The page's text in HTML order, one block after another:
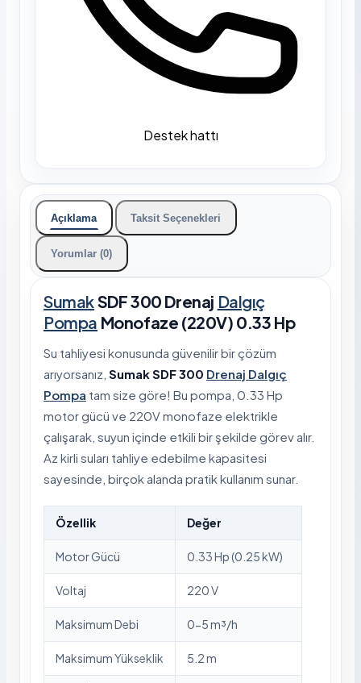
Destek hattı
Açıklama Taksit Seçenekleri
Yorumlar (0)
SumakSDF 300 Drenaj Dalgıç
Pompa Monofaze (220V) 0.33 Hp
Su tahliyesi konusunda güvenilir bir çözüm
arıyorsanız, Sumak SDF 300 Drenaj Dalgıç
Pompa tam size göre! Bu pompa, 0.33 Hp
motor gücü ve 220V monofaze elektrikle
çalışarak, suyun içinde etkili bir şekilde görev alır.
Az kirli suları tahliye edebilme kapasitesi
sayesinde, birçok alanda pratik kullanım sunar.
Özellik Değer
Motor Gücü 0.33 Hp (0.25 kW)
Voltaj 220 V
Maksimum Debi 0-5 m³/h
Maksimum Yükseklik 5.2 m